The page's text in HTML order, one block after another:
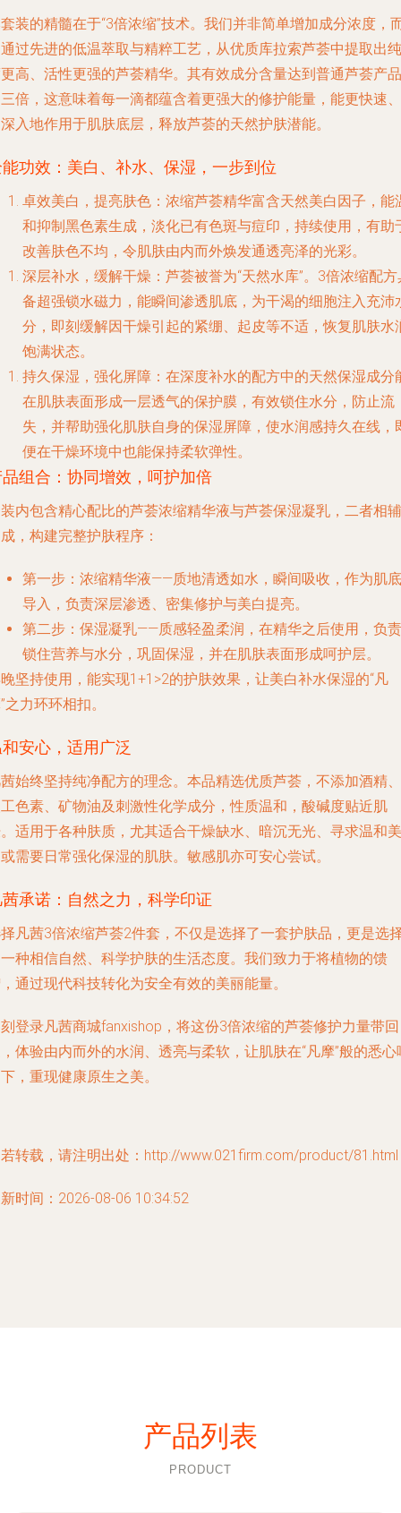
装的精髓在于“3倍浓缩”技术。我们并非简单增加成分浓度，
过先进的低温萃取与精粹工艺，从优质库拉索芦荟中提取出纯
高、活性更强的芦荟精华。其有效成分含量达到普通芦荟产品
倍，这意味着每一滴都蕴含着更强大的修护能量，能更快速、
入地作用于肌肤底层，释放芦荟的天然护肤潜能。
功效：美白、补水、保湿，一步到位
卓效美白，提亮肤色 ：浓缩芦荟精华富含天然美白因子，能
和抑制黑色素生成，淡化已有色斑与痘印，持续使用，有助
改善肤色不均，令肌肤由内而外焕发通透亮泽的光彩。
深层补水，缓解干燥 ：芦荟被誉为“天然水库”。3倍浓缩配方
备超强锁水磁力，能瞬间渗透肌底，为干渴的细胞注入充沛
分，即刻缓解因干燥引起的紧绷、起皮等不适，恢复肌肤水
饱满状态。
持久保湿，强化屏障 ：在深度补水的配方中的天然保湿成分
在肌肤表面形成一层透气的保护膜，有效锁住水分，防止流
失，并帮助强化肌肤自身的保湿屏障，使水润感持久在线，
便在干燥环境中也能保持柔软弹性。
组合：协同增效，呵护加倍
内包含精心配比的芦荟浓缩精华液与芦荟保湿凝乳 ，二者相辅
，构建完整护肤程序：
第一步：浓缩精华液——质地清透如水，瞬间吸收，作为肌底
导入，负责深层渗透、密集修护与美白提亮。
第二步：保湿凝乳——质感轻盈柔润，在精华之后使用，负责
锁住营养与水分，巩固保湿，并在肌肤表面形成呵护层。
坚持使用，能实现1+1>2的护肤效果，让美白补水保湿的“凡
之力环环相扣。
安心，适用广泛
始终坚持纯净配方的理念。本品精选优质芦荟，不添加酒精、
色素、矿物油及刺激性化学成分，性质温和，酸碱度贴近肌
适用于各种肤质，尤其适合干燥缺水、暗沉无光、寻求温和美
需要日常强化保湿的肌肤。敏感肌亦可安心尝试。
承诺：自然之力，科学印证
凡茜3倍浓缩芦荟2件套，不仅是选择了一套护肤品，更是选
种相信自然、科学护肤的生活态度。我们致力于将植物的馈
通过现代科技转化为安全有效的美丽能量。
登录凡茜商城fanxishop，将这份3倍浓缩的芦荟修护力量带回
体验由内而外的水润、透亮与柔软，让肌肤在“凡摩”般的悉心
，重现健康原生之美。
转载，请注明出处：http://www.021firm.com/product/81.html
时间：2026-08-06 10:34:52
产品列表
PRODUCT